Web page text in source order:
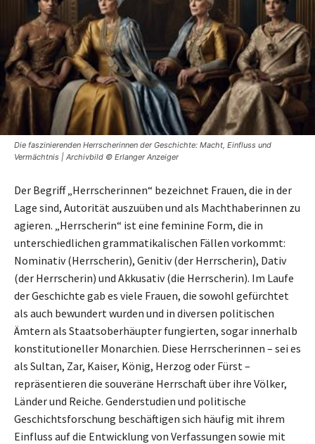
Die faszinierenden Herrscherinnen der Geschichte: Macht, Einfluss und
Vermächtnis | Archivbild © Erlanger Anzeiger
Der Begriff „Herrscherinnen“ bezeichnet Frauen, die in der
Lage sind, Autorität auszuüben und als Machthaberinnen zu
agieren. „Herrscherin“ ist eine feminine Form, die in
unterschiedlichen grammatikalischen Fällen vorkommt:
Nominativ (Herrscherin), Genitiv (der Herrscherin), Dativ
(der Herrscherin) und Akkusativ (die Herrscherin). Im Laufe
der Geschichte gab es viele Frauen, die sowohl gefürchtet
als auch bewundert wurden und in diversen politischen
Ämtern als Staatsoberhäupter fungierten, sogar innerhalb
konstitutioneller Monarchien. Diese Herrscherinnen – sei es
als Sultan, Zar, Kaiser, König, Herzog oder Fürst –
repräsentieren die souveräne Herrschaft über ihre Völker,
Länder und Reiche. Genderstudien und politische
Geschichtsforschung beschäftigen sich häufig mit ihrem
Einfluss auf die Entwicklung von Verfassungen sowie mit